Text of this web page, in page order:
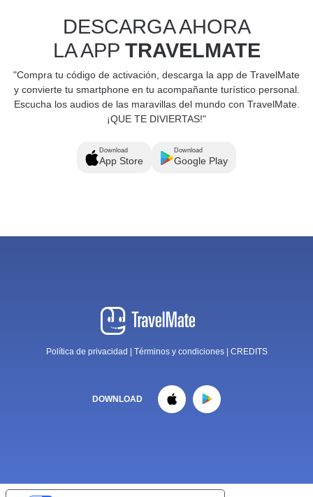
DESCARGA AHORA
LA APP TRAVELMATE
"Compra tu código de activación, descarga la app de TravelMate
y convierte tu smartphone en tu acompañante turístico personal.
Escucha los audios de las maravillas del mundo con TravelMate.
¡QUE TE DIVIERTAS!"
Download
App Store
Download
Google Play
Política de privacidad Términos y condiciones CREDITS
DOWNLOAD